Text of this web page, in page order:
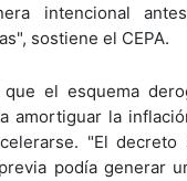
intencional
sostiene el CEPA.
que el esquema
amortiguar la
"El
podía generar